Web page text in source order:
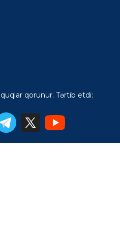
qorunur. Tərtib etdi: